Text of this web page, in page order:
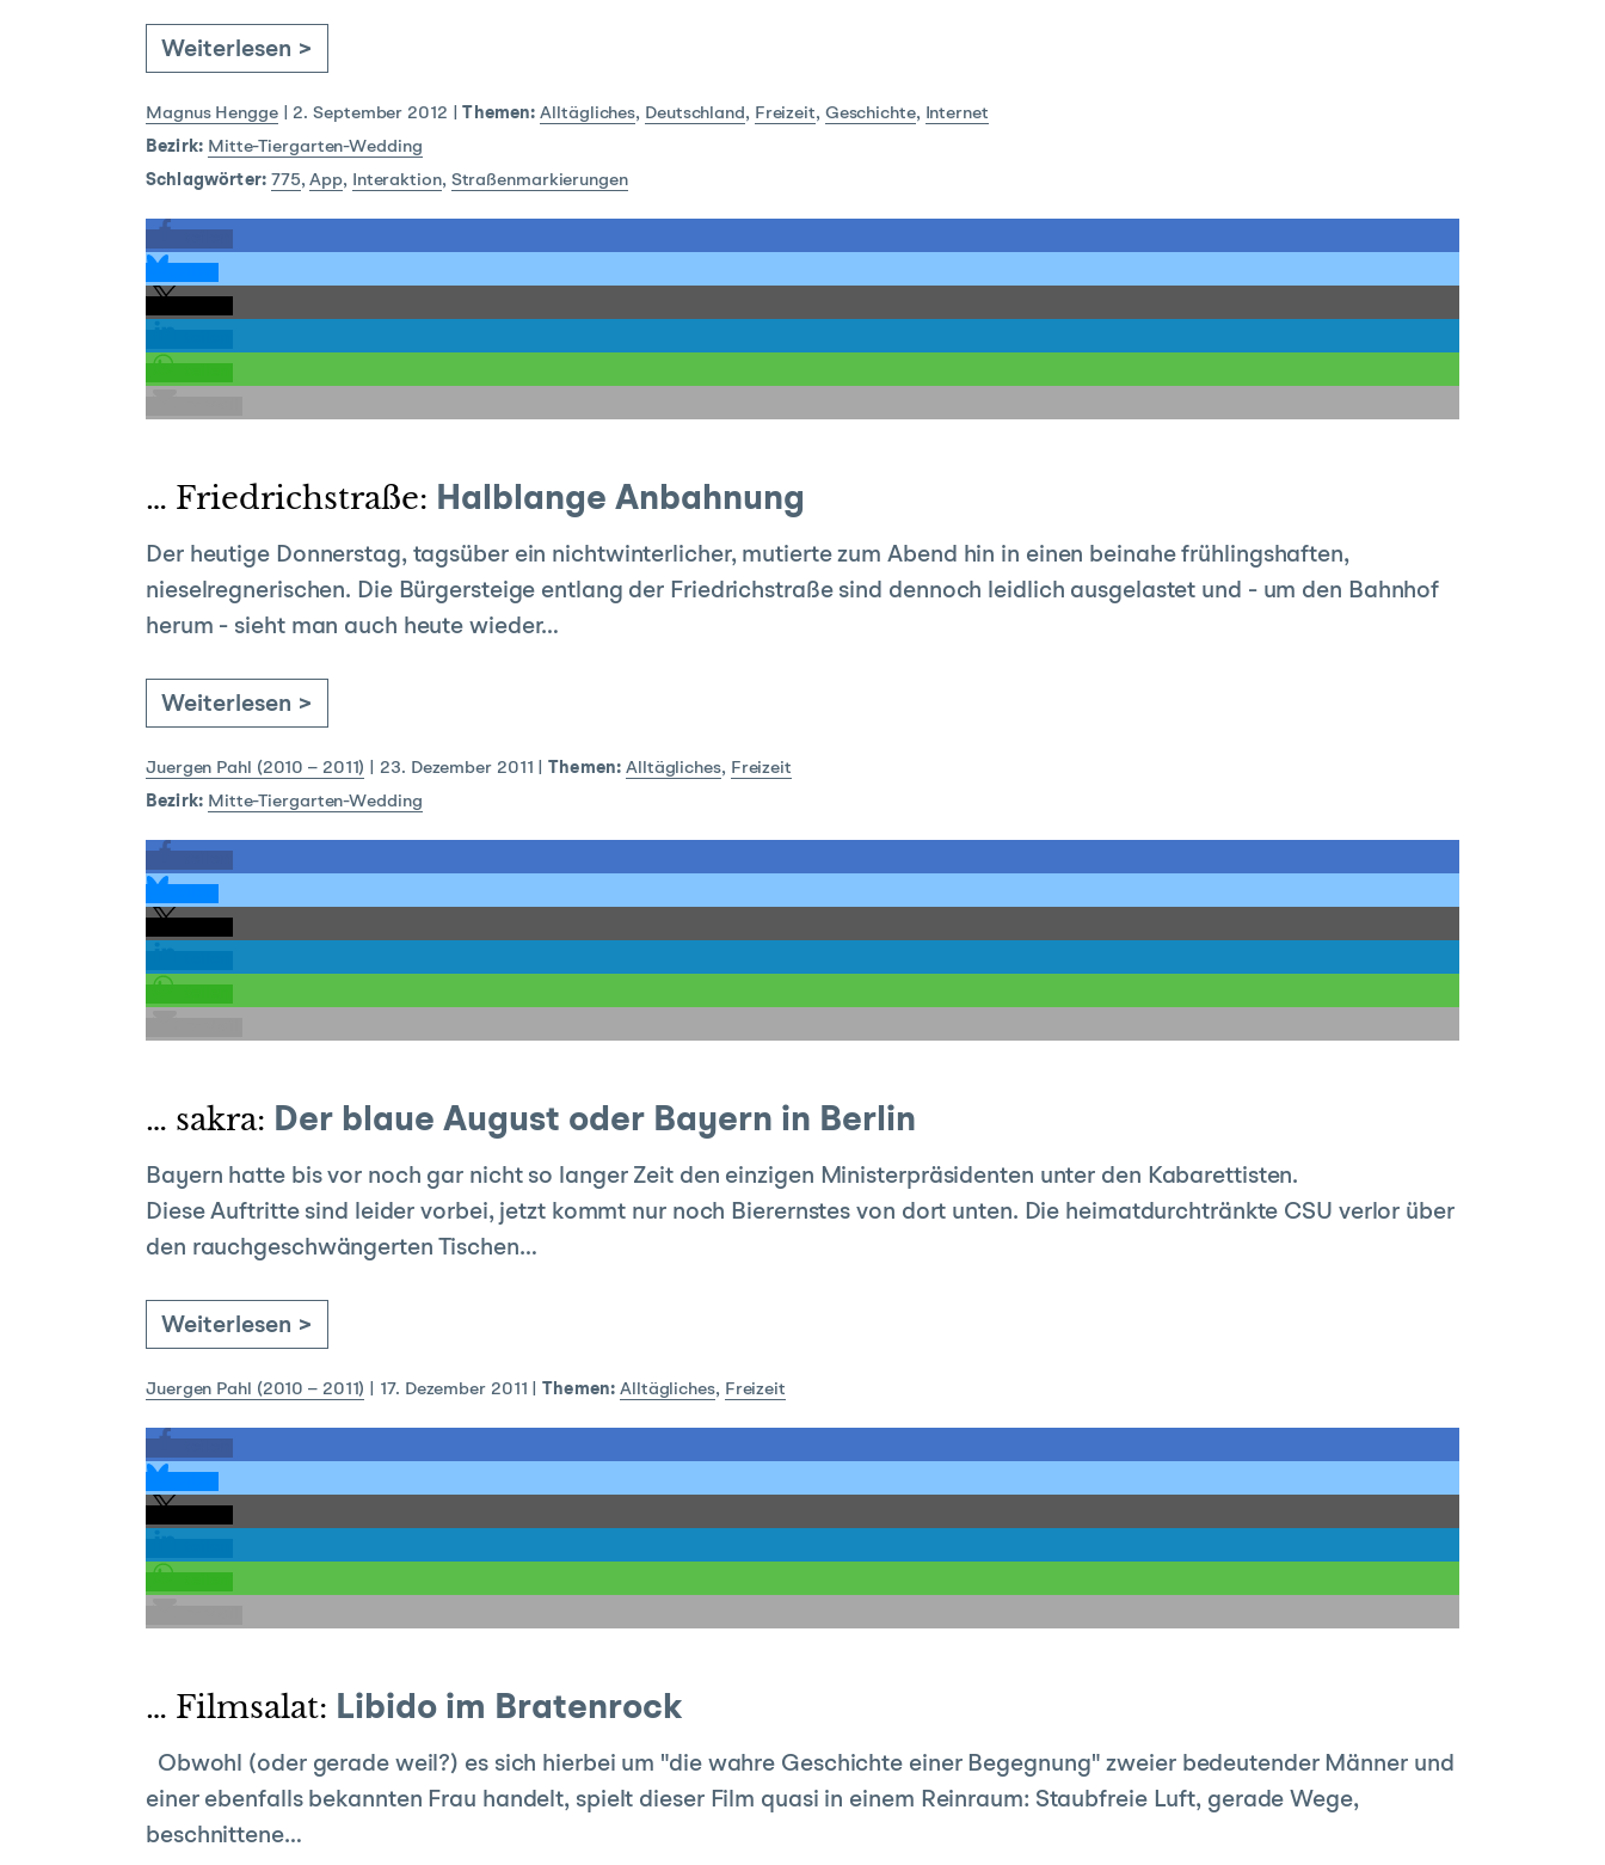
Weiterlesen >
Magnus Hengge| 2. September 2012 Themen: Alltägliches, Deutschland, Freizeit, Geschichte, Internet
Bezirk: Mitte-Tiergarten-Wedding
Schlagwörter: 775,App, Interaktion, Straßenmarkierungen
… Friedrichstraße: Halblange Anbahnung
Der heutige Donnerstag, tagsüber ein nichtwinterlicher, mutierte zum Abend hin in einen beinahe frühlingshaften,
nieselregnerischen. Die Bürgersteige entlang der Friedrichstraße sind dennoch leidlich ausgelastet und - um den Bahnhof
herum - sieht man auch heute wieder…
Weiterlesen >
Juergen Pahl (2010 – 2011) 23. Dezember 2011 Themen: Alltägliches, Freizeit
Bezirk: Mitte-Tiergarten-Wedding
… sakra: Der blaue August oder Bayern in Berlin
Bayern hatte bis vor noch gar nicht so langer Zeit den einzigen Ministerpräsidenten unter den Kabarettisten.
Diese Auftritte sind leider vorbei, jetzt kommt nur noch Bierernstes von dort unten. Die heimatdurchtränkte CSU verlor über
den rauchgeschwängerten Tischen…
Weiterlesen >
Juergen Pahl (2010 – 2011) 17. Dezember 2011 Themen: Alltägliches, Freizeit
… Filmsalat: Libido im Bratenrock
Obwohl (oder gerade weil?) es sich hierbei um "die wahre Geschichte einer Begegnung" zweier bedeutender Männer und
einer ebenfalls bekannten Frau handelt, spielt dieser Film quasi in einem Reinraum: Staubfreie Luft, gerade Wege,
beschnittene…